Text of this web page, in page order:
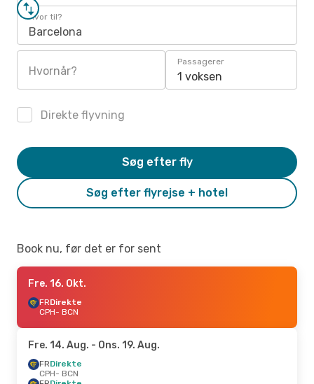
Hvor til?
Barcelona
Hvornår?
Passagerer
1 voksen
Direkte flyvning
Søg efter flyrejse + hotel
Søg efter fly
Book nu, før det er for sent
Fre. 16. Okt.
FRDirekte
CPH- BCN
Fre. 14. Aug. - Ons. 19. Aug.
FRDirekte
CPH- BCN